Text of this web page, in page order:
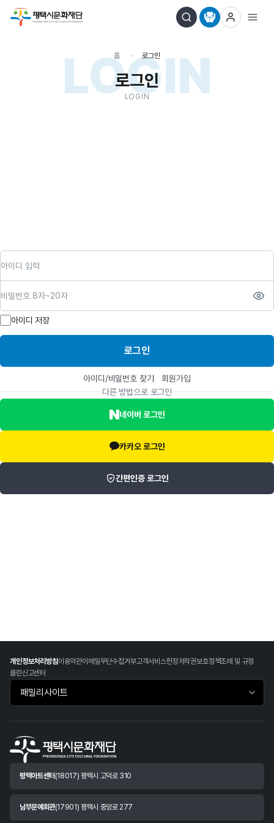
LOGIN
홈 로그인
로그인
LOGIN
아이디 저장
로그인
아이디/비밀번호 찾기
회원가입
다른 방법으로 로그인
네이버 로그인
카카오 로그인
간편인증 로그인
개인정보처리방침이용약관이메일무단수집거부고객서비스헌장저작권보호정책조례 및 규정
클린신고센터
패밀리사이트 바로가기
평택아트센터 (18017) 평택시 고덕로 310
남부문예회관(17901) 평택시 중앙로 277